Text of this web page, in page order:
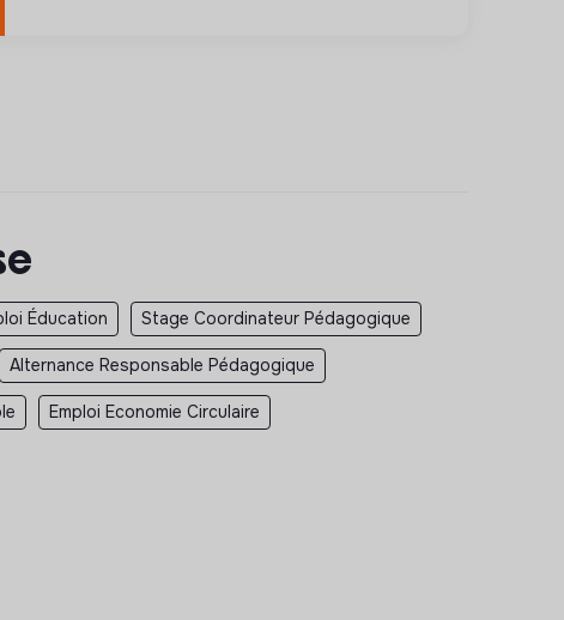
Éducation Stage Coordinateur Pédagogique
Alternance Responsable Pédagogique
Emploi Economie Circulaire